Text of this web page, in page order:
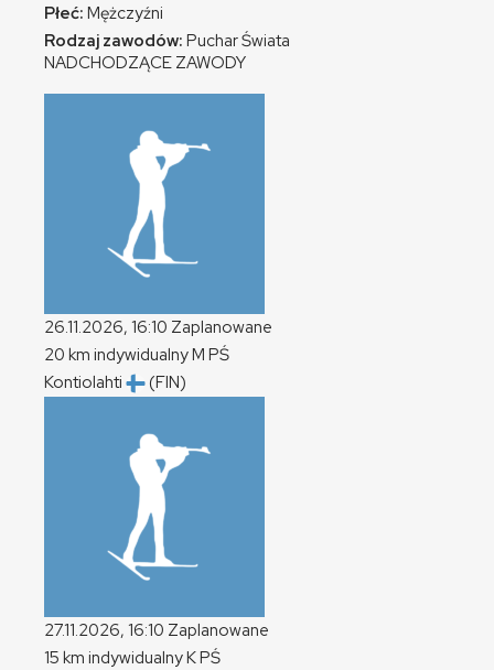
Płeć: Mężczyźni
Rodzaj zawodów: Puchar Świata
NADCHODZĄCE ZAWODY
26.11.2026, 16:10 Zaplanowane
20 km indywidualnyM PŚ
Kontiolahti
(FIN)
27.11.2026, 16:10 Zaplanowane
15 km indywidualnyKPŚ